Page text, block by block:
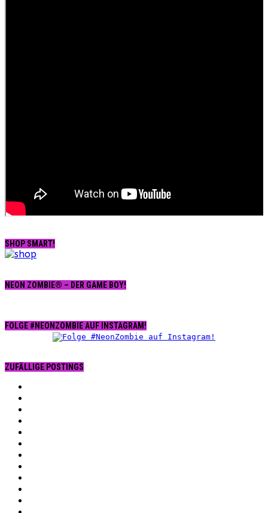
SHOP SMART!
NEON ZOMBIE® – DER GAME BOY!
FOLGE #NEONZOMBIE AUF INSTAGRAM!
ZUFÄLLIGE POSTINGS